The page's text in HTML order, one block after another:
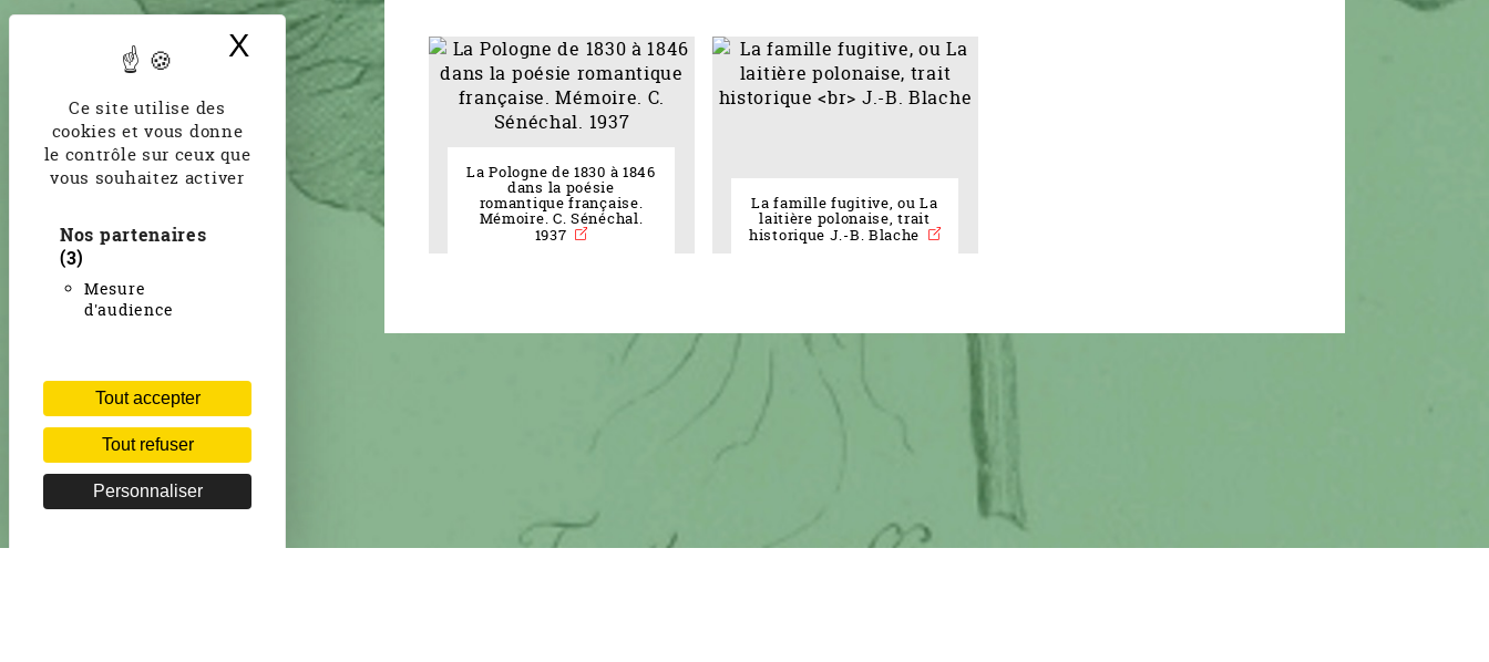
Ce site utilise des
cookies et vous donne
le contrôle sur ceux que
vous souhaitez activer
Nos partenaires
(3)
Mesure
d'audience
Tout accepter
Tout refuser
Personnaliser
X Masquer le bandeau des cookies
La Pologne de 1830 à 1846
dans la poésie
romantique française.
Mémoire. C. Sénéchal.
1937
La famille fugitive, ou La
laitière polonaise, trait
historique J.-B. Blache